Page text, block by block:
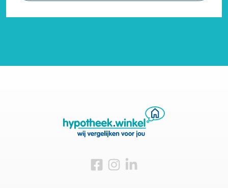
Bezoek ons op Facebook
Bezoek ons op Instagram
Bezoek ons op Linkedin